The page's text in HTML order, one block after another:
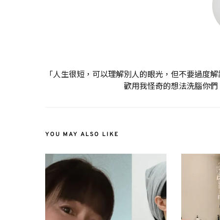
「人生很短，可以理解別人的眼光，但不要過度
歡用我怪奇的想法洗腦你
YOU MAY ALSO LIKE